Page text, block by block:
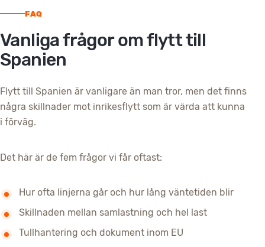
FAQ
Vanliga frågor om flytt till
Spanien
Flytt till Spanien är vanligare än man tror, men det finns
några skillnader mot inrikesflytt som är värda att kunna
i förväg.
Det här är de fem frågor vi får oftast:
Hur ofta linjerna går och hur lång väntetiden blir
Skillnaden mellan samlastning och hel last
Tullhantering och dokument inom EU